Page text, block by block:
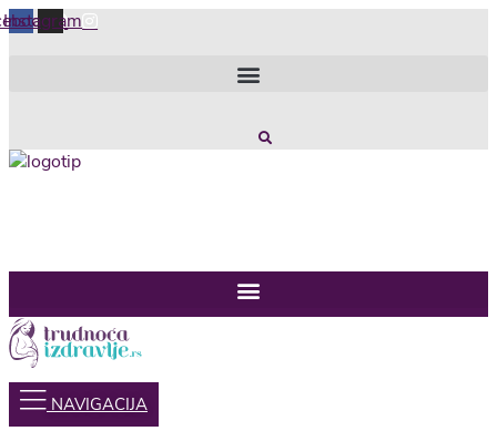
Скочите
Instagram
NAVIGACIJA